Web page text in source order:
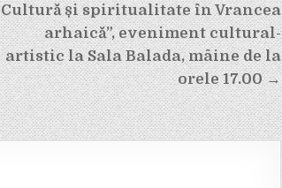
Cultură și spiritualitate în Vrancea
arhaică”, eveniment cultural-
artistic la Sala Balada, mâine de la
orele 17.00 →